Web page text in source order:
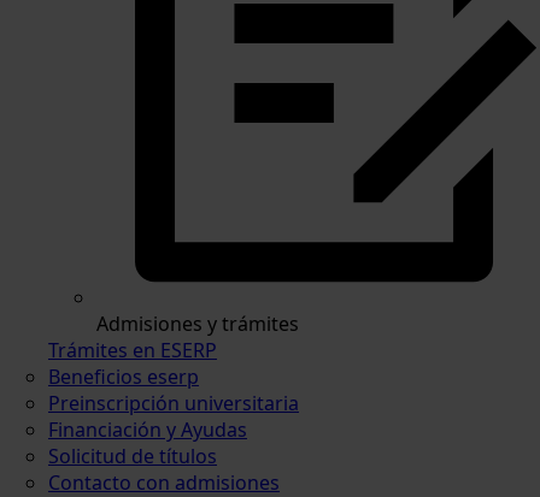
Admisiones y trámites
Trámites en ESERP
Beneficios eserp
Preinscripción universitaria
Financiación y Ayudas
Solicitud de títulos
Contacto con admisiones